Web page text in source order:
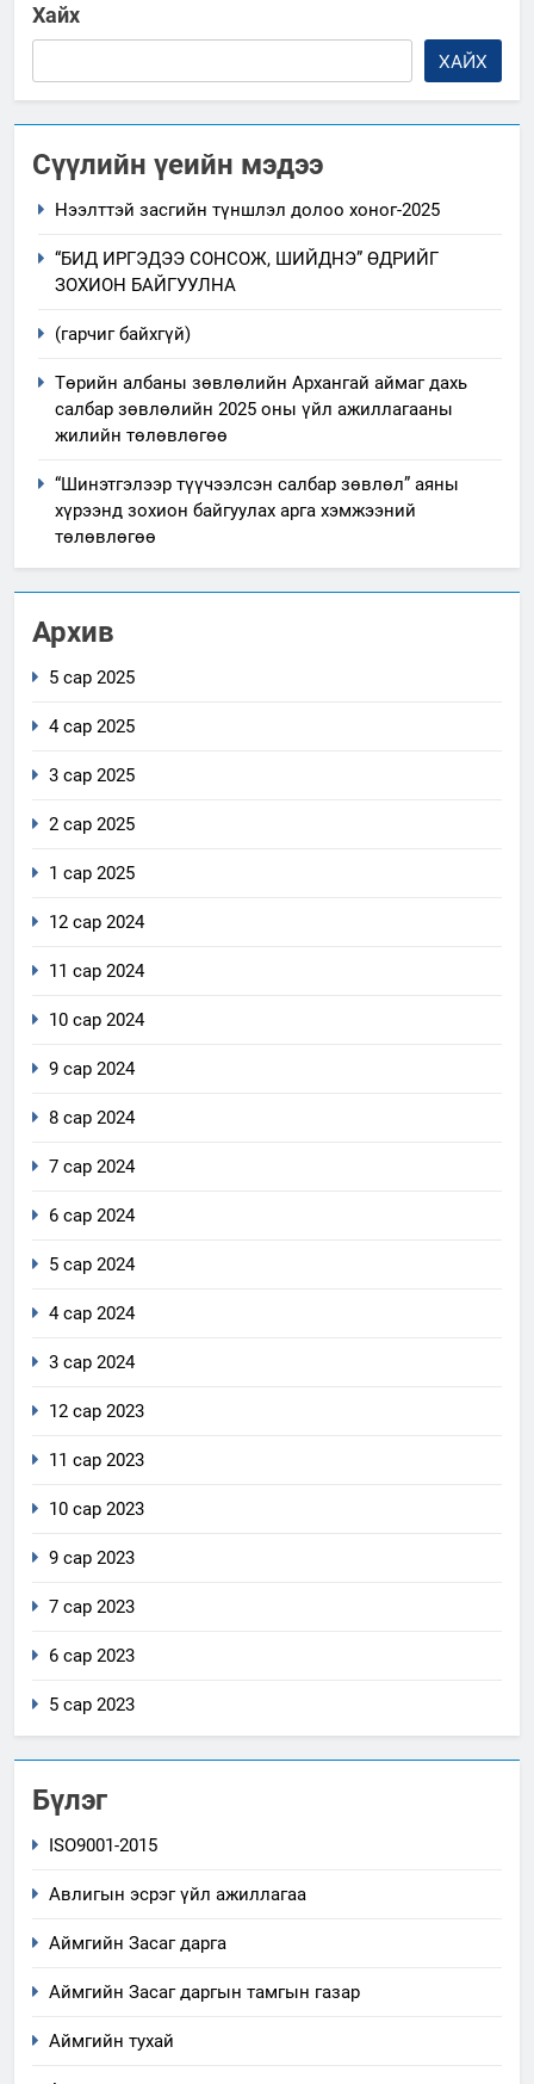
Хайх
ХАЙХ
Сүүлийн үеийн мэдээ
Нээлттэй засгийн түншлэл долоо хоног-2025
“БИД ИРГЭДЭЭ СОНСОЖ, ШИЙДНЭ” ӨДРИЙГ
ЗОХИОН БАЙГУУЛНА
(гарчиг байхгүй)
Төрийн албаны зөвлөлийн Архангай аймаг дахь
салбар зөвлөлийн 2025 оны үйл ажиллагааны
жилийн төлөвлөгөө
“Шинэтгэлээр түүчээлсэн салбар зөвлөл” аяны
хүрээнд зохион байгуулах арга хэмжээний
төлөвлөгөө
Архив
5 сар 2025
4 сар 2025
3 сар 2025
2 сар 2025
1 сар 2025
12 сар 2024
11 сар 2024
10 сар 2024
9 сар 2024
8 сар 2024
7 сар 2024
6 сар 2024
5 сар 2024
4 сар 2024
3 сар 2024
12 сар 2023
11 сар 2023
10 сар 2023
9 сар 2023
7 сар 2023
6 сар 2023
5 сар 2023
Бүлэг
ISO9001-2015
Авлигын эсрэг үйл ажиллагаа
Аймгийн Засаг дарга
Аймгийн Засаг даргын тамгын газар
Аймгийн тухай